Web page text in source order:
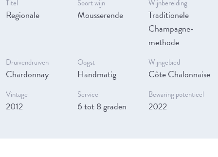
Titel
Regionale
Soort wijn
Mousserende
Wijnbereiding
Traditionele
Champagne-
methode
Druivendruiven
Chardonnay
Oogst
Handmatig
Wijngebied
Côte Chalonnaise
Vintage
2012
Service
6 tot 8 graden
Bewaring potentieel
2022